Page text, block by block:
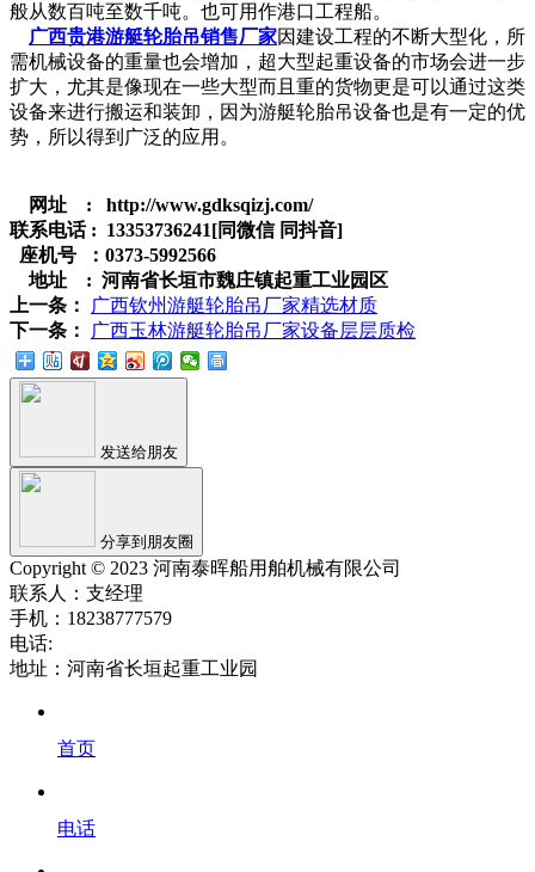
般从数百吨至数千吨。也可用作港口工程船。
广西贵港游艇轮胎吊销售厂家因建设工程的不断大型化，所
需机械设备的重量也会增加，超大型起重设备的市场会进一步
扩大，尤其是像现在一些大型而且重的货物更是可以通过这类
设备来进行搬运和装卸，因为游艇轮胎吊设备也是有一定的优
势，所以得到广泛的应用。
网址 : http://www.gdksqizj.com/
联系电话 : 13353736241[同微信 同抖音]
座机号 ：0373-5992566
地址 : 河南省长垣市魏庄镇起重工业园区
上一条：
广西钦州游艇轮胎吊厂家精选材质
下一条：
广西玉林游艇轮胎吊厂家设备层层质检
发送给朋友
分享到朋友圈
Copyright © 2023 河南泰晖船用舶机械有限公司
联系人：支经理
手机：18238777579
电话:
地址：河南省长垣起重工业园
首页
电话